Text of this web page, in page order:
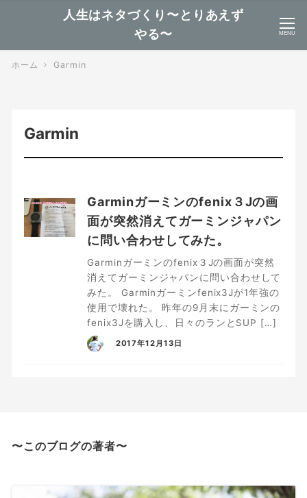
人生はネタづくり〜とりあえず
やる〜
MENU
ホーム Garmin
Garmin
Garminガーミンのfenix３Jの画
面が突然消えてガーミンジャパン
に問い合わせしてみた。
Garminガーミンのfenix３Jの画面が突然
消えてガーミンジャパンに問い合わせして
みた。 Garminガーミンfenix3Jが1年強の
使用で壊れた。 昨年の9月末にガーミンの
fenix3Jを購入し、日々のランとSUP […]
2017年12月13日
〜このブログの著者〜